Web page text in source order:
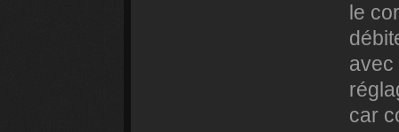
le
avec
car